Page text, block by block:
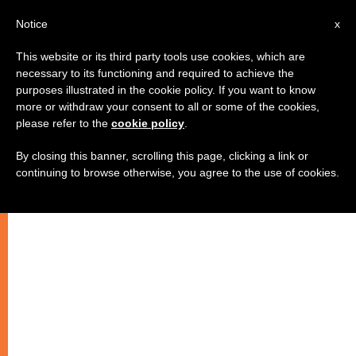
لماذا لمْ ير اليهود المسيح في يسوع ؟
هل حقّق يسوع الإنتظار القوميّ الدينيّ ؟؟
x
Notice
This website or its third party tools use cookies, which are
necessary to its functioning and required to achieve the
purposes illustrated in the cookie policy. If you want to know
more or withdraw your consent to all or some of the cookies,
please refer to the cookie policy
By closing this banner, scrolling this page, clicking a link or
continuing to browse otherwise, you agree to the use of cookies.